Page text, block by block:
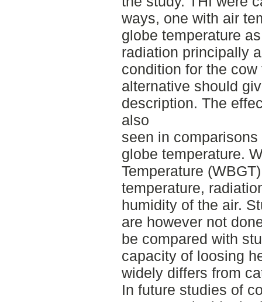
ways, one with air
globe temperature
radiation principally
condition for the
alternative should
description. The
also
seen in
globe temperature.
Temperature
temperature,
humidity of the air.
are however not
be compared with
capacity of loosing
widely differs from
In future studies of